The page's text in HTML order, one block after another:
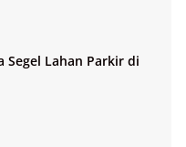
Segel Lahan Parkir di